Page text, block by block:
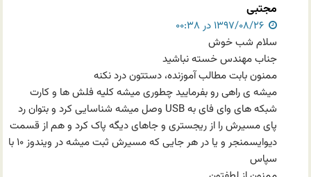
مجتبی
۱۳۹۷/۰۸/۲۶ در ۰۰:۳۸
سلام شب خوش
جناب مهندس خسته نباشید
ممنون بابت مطالب آموزنده، دستتون درد نکنه
میشه ی راهی رو بفرمایید چطوری میشه کلیه فلش ها و کارت
شبکه های وای فای به USB وصل میشه شناسایی کرد و بتوان رد
پای مسیرش را از ریجستری و جاهای دیگه پاک کرد و هم از قسمت
دیوایسمنجر و یا در هر جایی که مسیرش ثبت میشه در ویندوز ۱۰ با
سپاس